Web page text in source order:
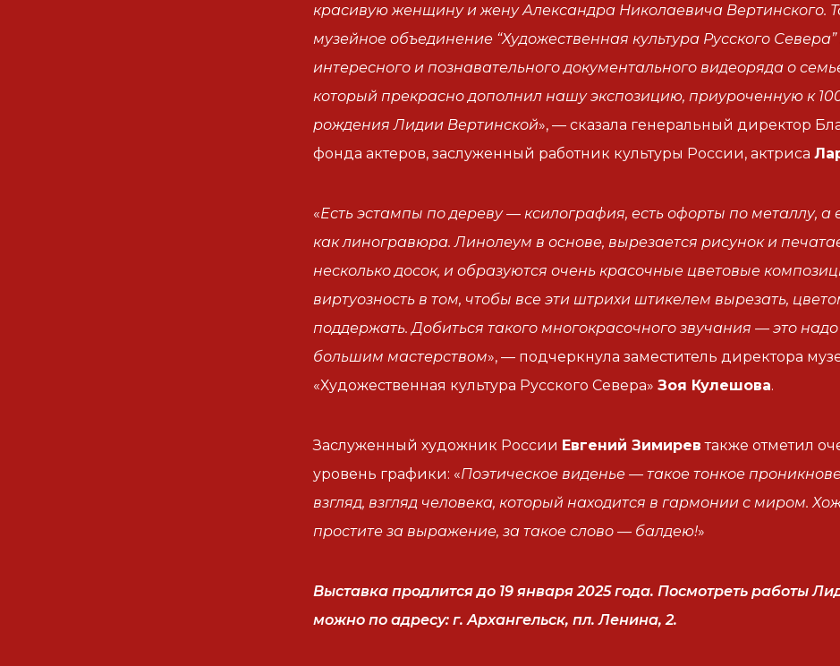
красивую женщину и жену Александра Николаевича Вертинского.
музейное объединение “Художественная культура Русского
интересного и познавательного документального видеоряда о
который прекрасно дополнил нашу экспозицию, приуроченную к
рождения Лидии Вертинской», — сказала генеральный директор
фонда актеров, заслуженный работник культуры России, актриса
«Есть эстампы по дереву — ксилография, есть офорты по металлу, а
как линогравюра. Линолеум в основе, вырезается рисунок и
несколько досок, и образуются очень красочные цветовые
виртуозность в том, чтобы все эти штрихи штикелем вырезать,
поддержать. Добиться такого многокрасочного звучания — это
большим мастерством», — подчеркнула заместитель директора
«Художественная культура Русского Севера» Зоя Кулешова.
Заслуженный художник России Евгений Зимирев также отметил
уровень графики: «Поэтическое виденье — такое тонкое
взгляд, взгляд человека, который находится в гармонии с миром.
простите за выражение, за такое слово — балдею!»
Выставка продлится до 19 января 2025 года. Посмотреть работы
можно по адресу: г. Архангельск, пл. Ленина, 2.